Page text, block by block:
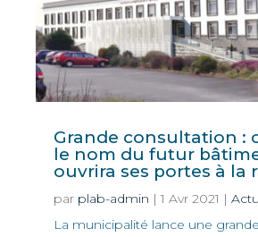
Grande consultation :
le nom du futur
ouvrira ses portes à la
par plab-admin |1 Avr 2021 |
La municipalité lance une